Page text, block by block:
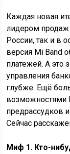
Каждая новая
лидером продаж
России, так и в
версия Mi Band
платежей. А это
управления
глубже. Ещё
возможностями
предрассудков
Сейчас
Миф 1. Кто-